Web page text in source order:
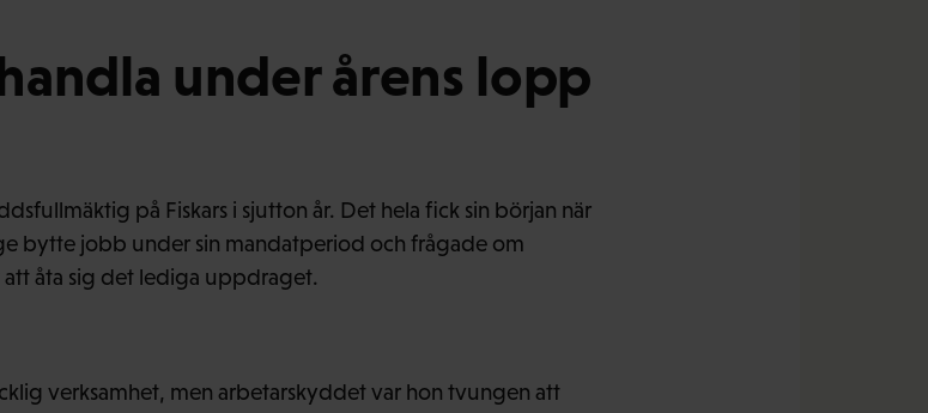
under årens lopp
på Fiskars i sjutton år. Det hela fick sin början när
bytte jobb under sin mandatperiod och frågade om
att åta sig det lediga uppdraget.
verksamhet, men arbetarskyddet var hon tvungen att